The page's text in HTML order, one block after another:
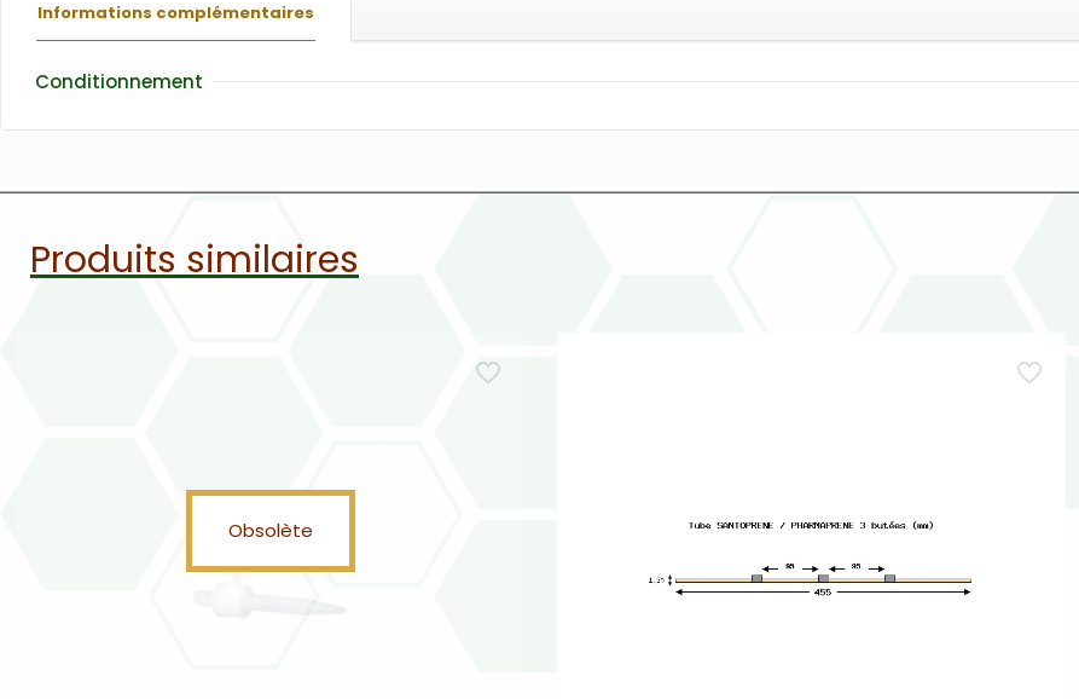
Informations complémentaires
Conditionnement
Produits similaires
Obsolète